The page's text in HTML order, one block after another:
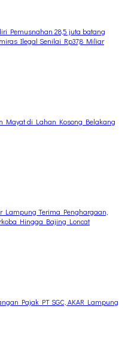
Pemusnahan 28,5 juta batang
Ilegal Senilai Rp37,8 Miliar
Mayat di Lahan Kosong Belakang
Lampung Terima Penghargaan,
Hingga Bajing Loncat
Pajak PT SGC, AKAR Lampung